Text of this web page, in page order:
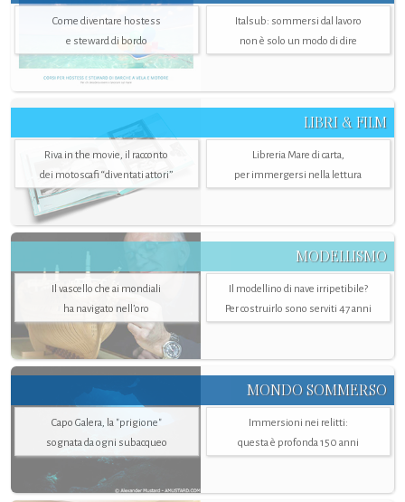
Come diventare hostess
e steward di bordo
Italsub: sommersi dal lavoro
non è solo un modo di dire
LIBRI & FILM
Riva in the movie, il racconto
dei motoscafi “diventati attori”
Libreria Mare di carta,
per immergersi nella lettura
MODELLISMO
Il vascello che ai mondiali
ha navigato nell’oro
Il modellino di nave irripetibile?
Per costruirlo sono serviti 47 anni
MONDO SOMMERSO
Capo Galera, la "prigione"
sognata da ogni subacqueo
Immersioni nei relitti:
questa è profonda 150 anni